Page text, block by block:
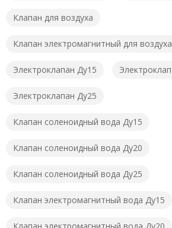
Клапан для воздуха
Клапан электромагнитный для воздуха
Электроклапан Ду15
Электроклапан Ду25
Клапан соленоидный вода Ду15
Клапан соленоидный вода Ду20
Клапан соленоидный вода Ду25
Клапан электромагнитный вода Ду15
Клапан электромагнитный вода Ду20